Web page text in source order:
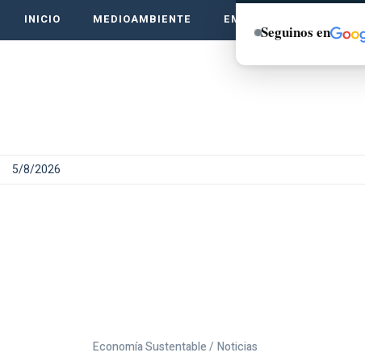
INICIO MEDIOAMBIENTE EMPRENDE VERDE
5/8/2026
Economía Sustentable / Noticias
Seguinos en